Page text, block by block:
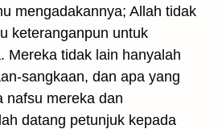
mengadakannya; Allah tidak
keteranganpun untuk
Mereka tidak lain hanyalah
sangkaan, dan apa yang
nafsu mereka dan
datang petunjuk kepada